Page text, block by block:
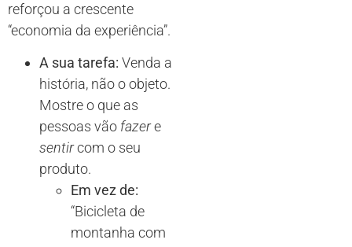
reforçou a crescente
“economia da experiência”.
A sua tarefa: Venda a
história, não o objeto.
Mostre o que as
pessoas vão fazere
sentircom o seu
produto.
Em vez de:
“Bicicleta de
montanha com